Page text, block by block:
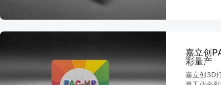
嘉立创
彩量产
嘉立创3D